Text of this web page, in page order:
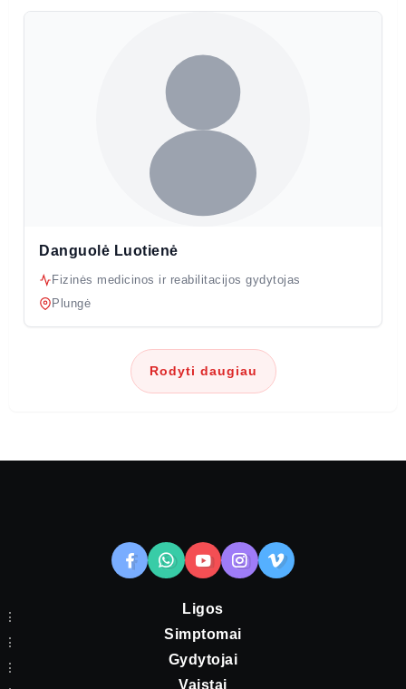
Danguolė Luotienė
Fizinės medicinos ir reabilitacijos gydytojas
Plungė
Rodyti daugiau
Ligos
Simptomai
Gydytojai
Vaistai